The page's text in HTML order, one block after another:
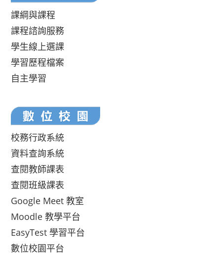
課綱與課程
課程諮詢服務
學生線上選課
學習歷程檔案
自主學習
校務行政系統
資料查詢系統
查閱教師課表
查閱班級課表
Google Meet 教室
Moodle 教學平台
EasyTest 學習平台
數位校園平台